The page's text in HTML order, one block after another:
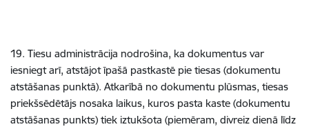
19. Tiesu administrācija nodrošina, ka dokumentus var
iesniegt arī, atstājot īpašā pastkastē pie tiesas (dokumentu
atstāšanas punktā). Atkarībā no dokumentu plūsmas, tiesas
priekšsēdētājs nosaka laikus, kuros pasta kaste (dokumentu
atstāšanas punkts) tiek iztukšota (piemēram, divreiz dienā līdz